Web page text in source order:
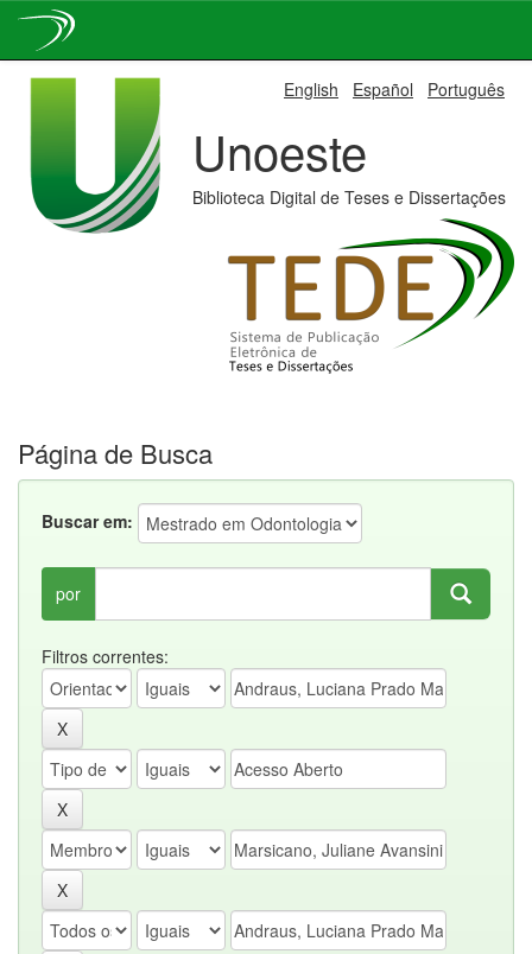
English Español Português
Unoeste
Biblioteca Digital de Teses e Dissertações
Página de Busca
Buscar em:
por
Filtros correntes: